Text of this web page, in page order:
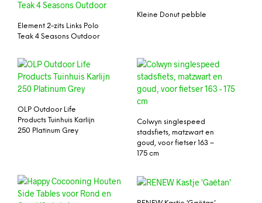
Element 2-zits Links Polo
Teak 4 Seasons Outdoor
Kleine Donut pebble
OLP Outdoor Life
Products Tuinhuis Karlijn
250 Platinum Grey
Colwyn singlespeed
stadsfiets, matzwart en
goud, voor fietser 163 –
175 cm